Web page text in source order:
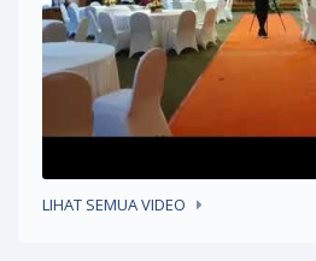
LIHAT SEMUA VIDEO